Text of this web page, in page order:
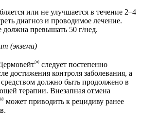
или не улучшается в течение 2–4
диагноз и проводимое лечение.
должна превышать 50 г/нед.
(экзема)
® следует постепенно
достижения контроля заболевания, а
должно быть продолжено в
терапии. Внезапная отмена
может приводить к рецидиву ранее